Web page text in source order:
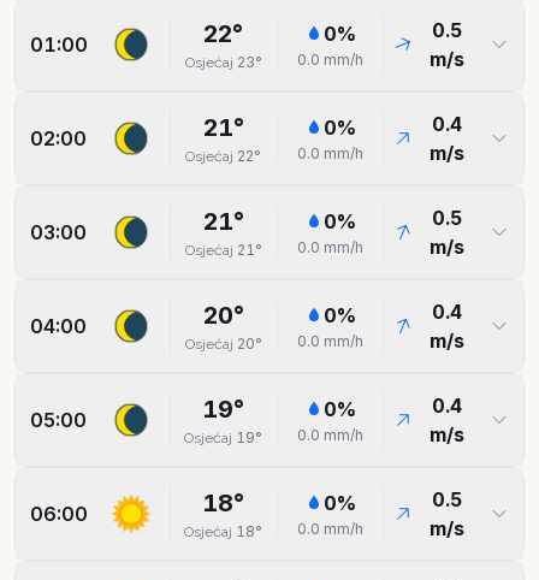
01:00 22°
Osjećaj 23°
0%
0.0 mm/h
0.5
m/s
02:00 21°
Osjećaj 22°
0%
0.0 mm/h
0.4
m/s
03:00 21°
Osjećaj 21°
0%
0.0 mm/h
0.5
m/s
04:00 20°
Osjećaj 20°
0%
0.0 mm/h
0.4
m/s
05:00 19°
Osjećaj 19°
0%
0.0 mm/h
0.4
m/s
06:00 18°
Osjećaj 18°
0%
0.0 mm/h
0.5
m/s